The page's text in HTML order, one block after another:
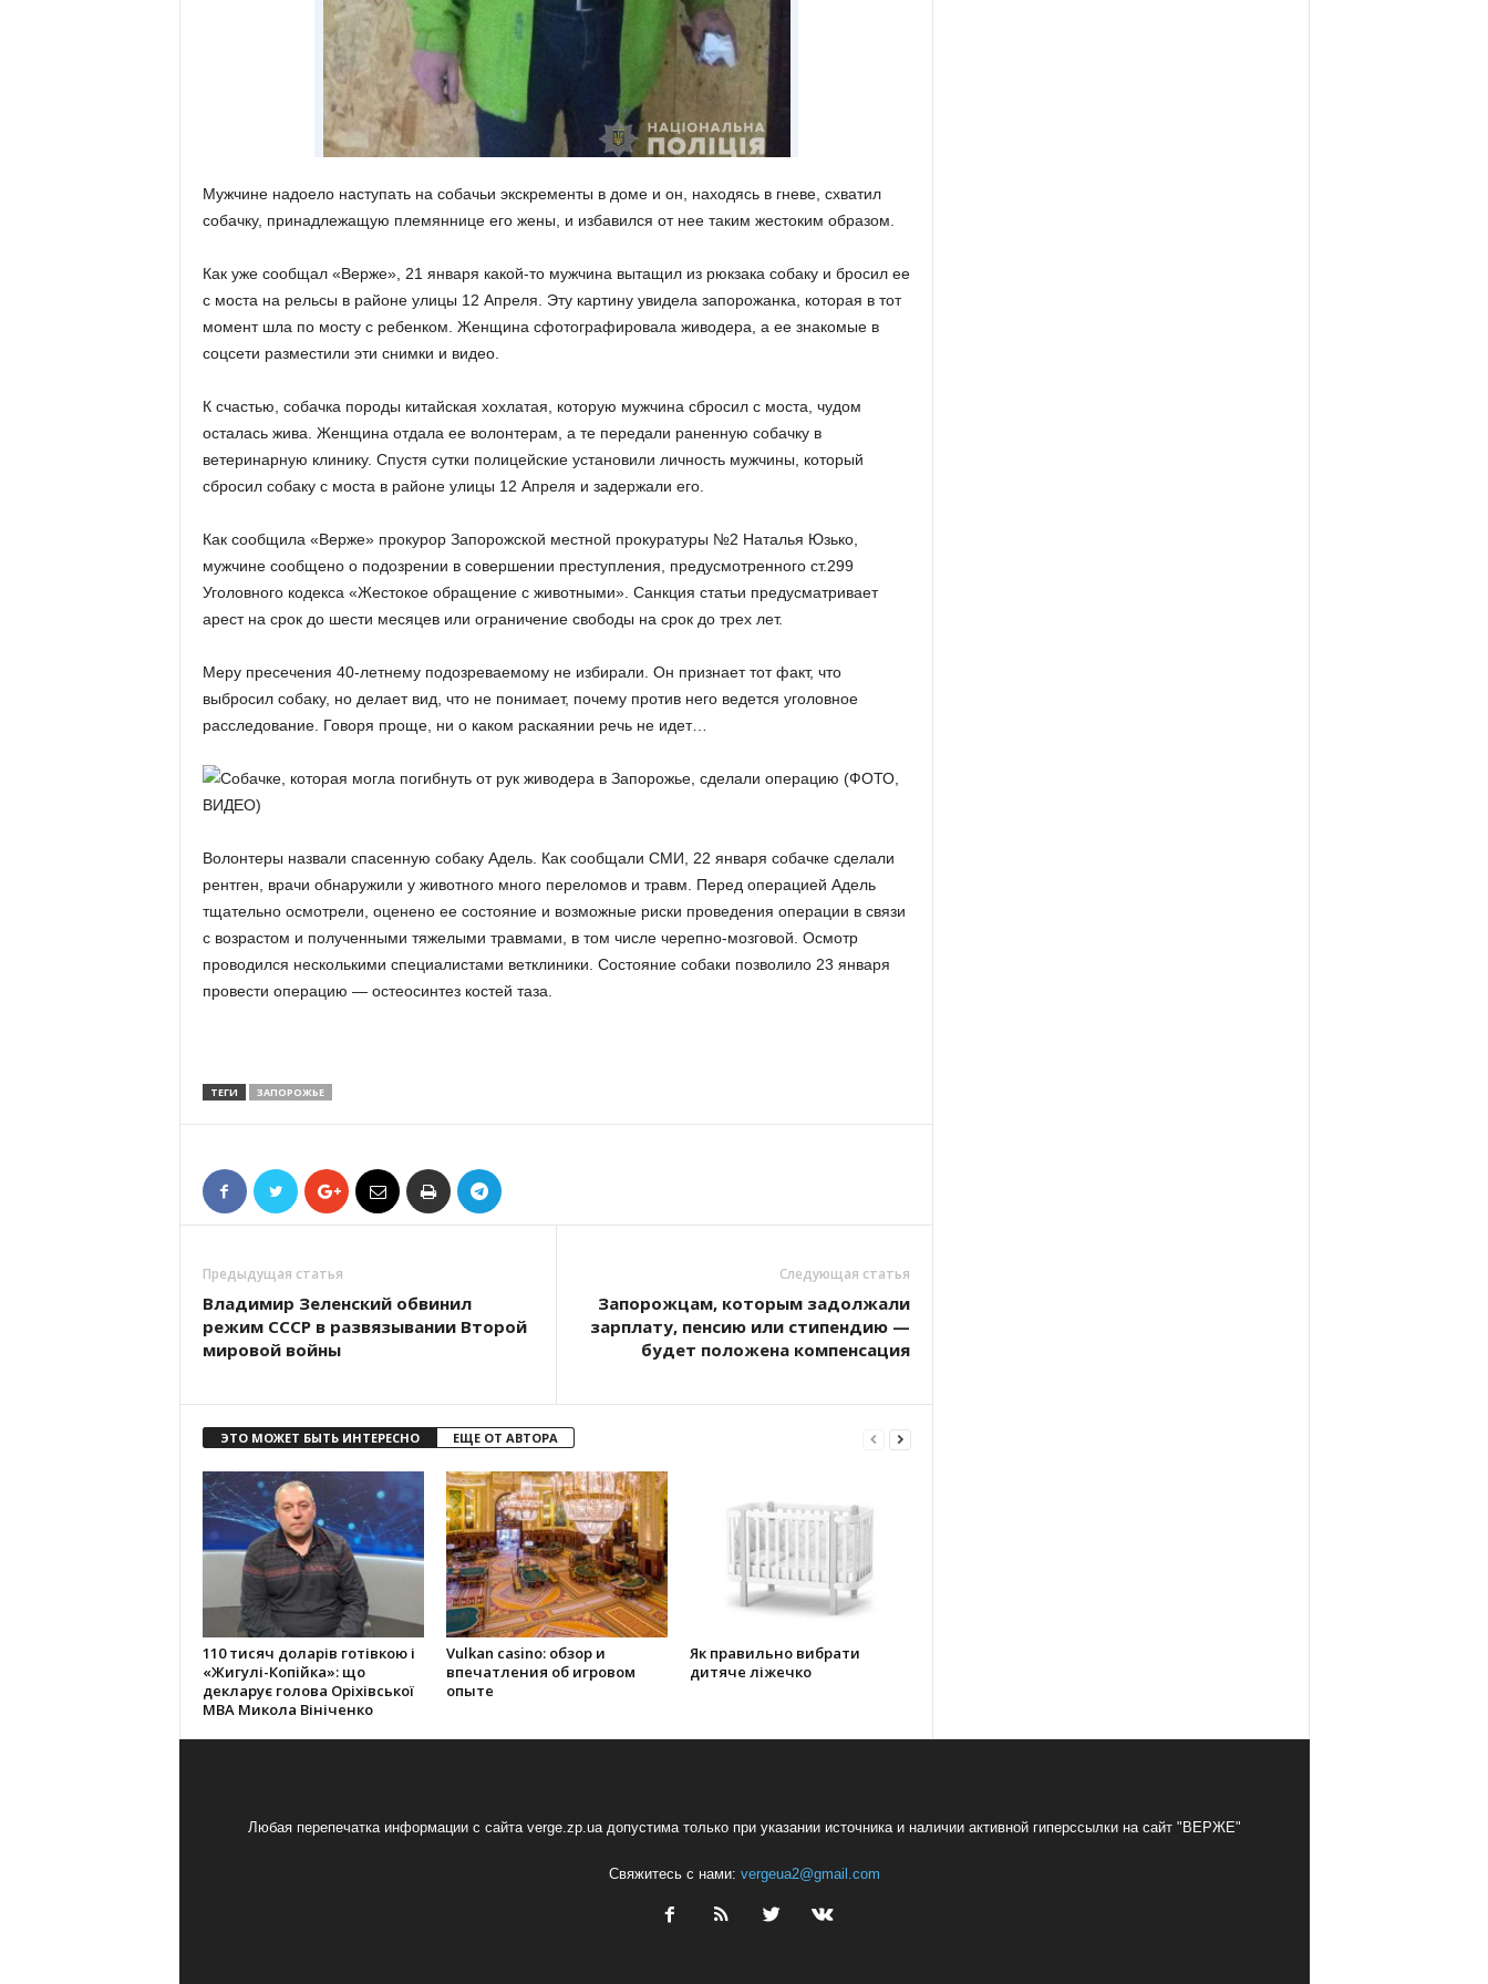
Мужчине надоело наступать на собачьи экскременты в доме и он, находясь в гневе, схватил
собачку, принадлежащую племяннице его жены, и избавился от нее таким жестоким образом.
Как уже сообщал «Верже», 21 января какой-то мужчина вытащил из рюкзака собаку и бросил ее
с моста на рельсы в районе улицы 12 Апреля. Эту картину увидела запорожанка, которая в тот
момент шла по мосту с ребенком. Женщина сфотографировала живодера, а ее знакомые в
соцсети разместили эти снимки и видео.
К счастью, собачка породы китайская хохлатая, которую мужчина сбросил с моста, чудом
осталась жива. Женщина отдала ее волонтерам, а те передали раненную собачку в
ветеринарную клинику. Спустя сутки полицейские установили личность мужчины, который
сбросил собаку с моста в районе улицы 12 Апреля и задержали его.
Как сообщила «Верже» прокурор Запорожской местной прокуратуры №2 Наталья Юзько,
мужчине сообщено о подозрении в совершении преступления, предусмотренного ст.299
Уголовного кодекса «Жестокое обращение с животными». Санкция статьи предусматривает
арест на срок до шести месяцев или ограничение свободы на срок до трех лет.
Меру пресечения 40-летнему подозреваемому не избирали. Он признает тот факт, что
выбросил собаку, но делает вид, что не понимает, почему против него ведется уголовное
расследование. Говоря проще, ни о каком раскаянии речь не идет…
Волонтеры назвали спасенную собаку Адель. Как сообщали СМИ, 22 января собачке сделали
рентген, врачи обнаружили у животного много переломов и травм. Перед операцией Адель
тщательно осмотрели, оценено ее состояние и возможные риски проведения операции в связи
с возрастом и полученными тяжелыми травмами, в том числе черепно-мозговой. Осмотр
проводился несколькими специалистами ветклиники. Состояние собаки позволило 23 января
провести операцию — остеосинтез костей таза.
ТЕГИ ЗАПОРОЖЬЕ
Предыдущая статья
Владимир Зеленский обвинил
режим СССР в развязывании Второй
мировой войны
Следующая статья
Запорожцам, которым задолжали
зарплату, пенсию или стипендию —
будет положена компенсация
ЭТО МОЖЕТ БЫТЬ ИНТЕРЕСНО ЕЩЕ ОТ АВТОРА
110 тисяч доларів готівкою і
«Жигулі-Копійка»: що
декларує голова Оріхівської
МВА Микола Вініченко
Vulkan casino: обзор и
впечатления об игровом
опыте
Як правильно вибрати
дитяче ліжечко
Любая перепечатка информации с сайта verge.zp.ua допустима только при указании источника и наличии активной гиперссылки на сайт "ВЕРЖЕ"
Свяжитесь с нами: vergeua2@gmail.com